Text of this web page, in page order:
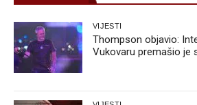
VIJESTI
Thompson objavio:
Vukovaru premašio je